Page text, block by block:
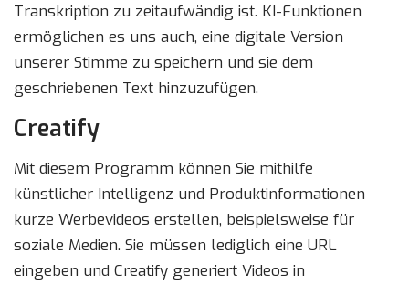
Transkription zu zeitaufwändig ist. KI-Funktionen
ermöglichen es uns auch, eine digitale Version
unserer Stimme zu speichern und sie dem
geschriebenen Text hinzuzufügen.
Creatify
Mit diesem Programm können Sie mithilfe
künstlicher Intelligenz und Produktinformationen
kurze Werbevideos erstellen, beispielsweise für
soziale Medien. Sie müssen lediglich eine URL
eingeben und Creatify generiert Videos in